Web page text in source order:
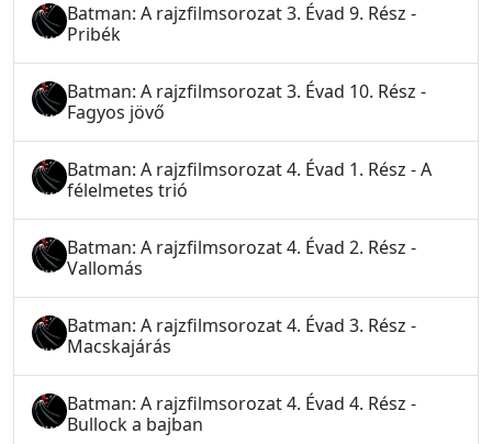
Batman: A rajzfilmsorozat 3. Évad 9. Rész -
Pribék
Batman: A rajzfilmsorozat 3. Évad 10. Rész -
Fagyos jövő
Batman: A rajzfilmsorozat 4. Évad 1. Rész - A
félelmetes trió
Batman: A rajzfilmsorozat 4. Évad 2. Rész -
Vallomás
Batman: A rajzfilmsorozat 4. Évad 3. Rész -
Macskajárás
Batman: A rajzfilmsorozat 4. Évad 4. Rész -
Bullock a bajban